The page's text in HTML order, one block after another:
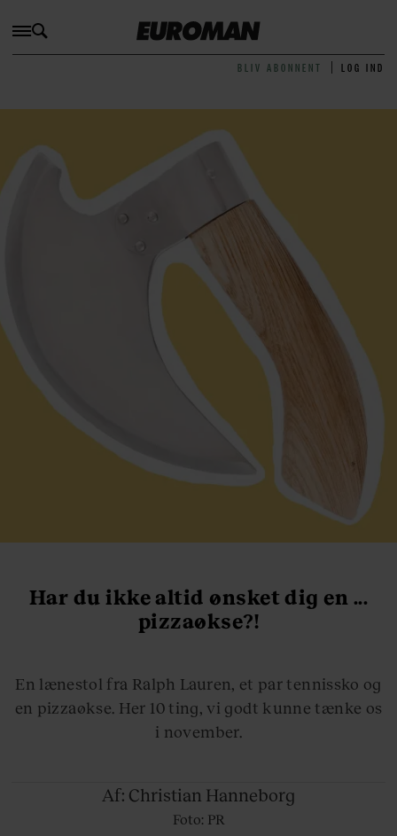
BLIV ABONNENT LOG IND
Har du ikke altid ønsket dig en ...
pizzaøkse?!
En lænestol fra Ralph Lauren, et par tennissko og
en pizzaøkse. Her 10 ting, vi godt kunne tænke os
i november.
Af: Christian Hanneborg
Foto: PR